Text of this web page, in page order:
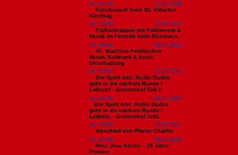
Nr. 18790
27.07.2026
Fotobesuch beim 81. Villacher
Kirchtag
Nr. 18789
26.07.2026
Frühschoppen mit Feldmesse &
Musik im Festzelt beim Rüsthaus
Nr. 18788
26.07.2026
47. Stadtfest Feldkirchen –
Musik, Kulinarik & beste
Unterhaltung
Nr. 18787
26.07.2026
Der Spirit lebt: Rollin Dudes
geht in die nächste Runde /
Leibnitz - Grottenhof Teil 2
Nr. 18786
26.07.2026
​Der Spirit lebt: Rollin Dudes
geht in die nächste Runde /
Leibnitz - Grottenhof Teil1
Nr. 18785
26.07.2026
Abschied von Pfarrer Charles
Nr. 18784
26.07.2026
Herz Jesu Kirche – 25 Jahre
Priester